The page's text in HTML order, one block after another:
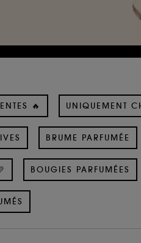
🔥 UNIQUEMENT
BRUME PARFUMÉE
BOUGIES PARFUMÉES